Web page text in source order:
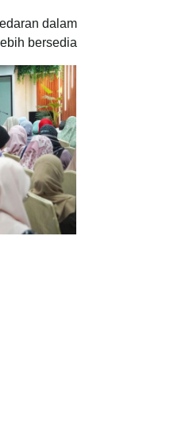
dalam
bersedia.